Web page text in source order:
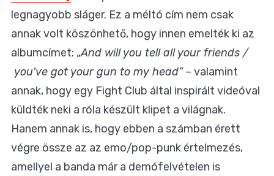
legnagyobb sláger. Ez a méltó cím nem csak
annak volt köszönhető, hogy innen emelték ki az
albumcímet: „And will you tell all your friends /
you've got your gun to my head”– valamint
annak, hogy egy Fight Club által inspirált videóval
küldték neki a róla készült klipet a világnak.
Hanem annak is, hogy ebben a számban érett
végre össze az az emo/pop-punk értelmezés,
amellyel a banda már a demófelvételen is